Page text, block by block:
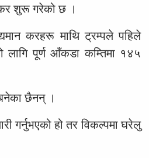
कर शुरू गरेको छ ।
करहरू माथि ट्रम्पले पहिले
पूर्ण आँकडा कम्तिमा १४५
बनेका छैनन् ।
गर्नुभएको हो तर विकल्पमा घरेलु